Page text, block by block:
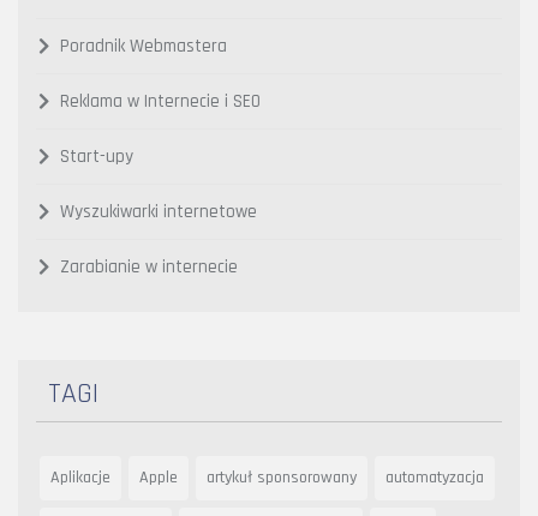
Poradnik Webmastera
Reklama w Internecie i SEO
Start-upy
Wyszukiwarki internetowe
Zarabianie w internecie
TAGI
Aplikacje Apple artykuł sponsorowany automatyzacja